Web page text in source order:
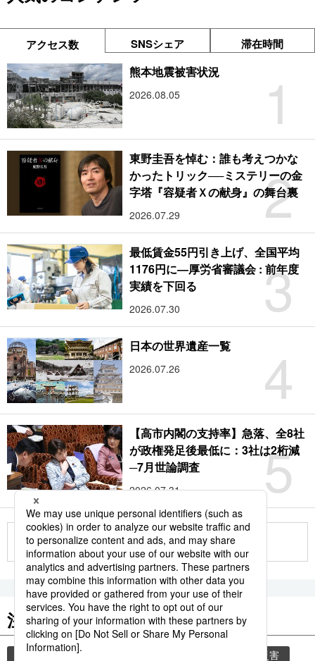
アクセス数 SNSシェア 滞在時間
1
熊本地震被害状況
2026.08.05
2
東野圭吾を悼む：誰も考えつかな
かったトリック──ミステリーの金
字塔『容疑者Ｘの献身』の舞台裏
2026.07.29
3
最低賃金55円引き上げ、全国平均
1176円に―厚労省審議会 : 前年度
実績を下回る
2026.07.30
4
日本の世界遺産一覧
2026.07.26
5
【高市内閣の支持率】急落、全8社
が政権発足後最低に：3社は2桁減
─7月世論調査
2026.07.31
もっと見る
注目のキーワード
共同通信ニュース 災害